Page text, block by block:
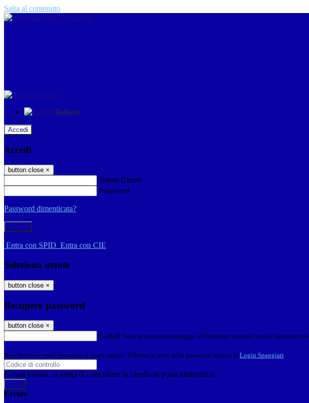
Salta al contenuto
Italiano
Italiano
Accedi
Accedi
button close ×
Nome Utente
Password
Password dimenticata?
-
Entra con SPID Entra con CIE
Seleziona utente
button close ×
Recupero password
button close ×
E-mail Verrà inviato un messaggio all'indirizzo indicato con le istruzioni
Non hai una e-mail associata al nome utente? Effettua il reset della password tramite la Login Spaggiari
E-mail inviata, si prega di controllare la casella di posta elettronica!
Errore